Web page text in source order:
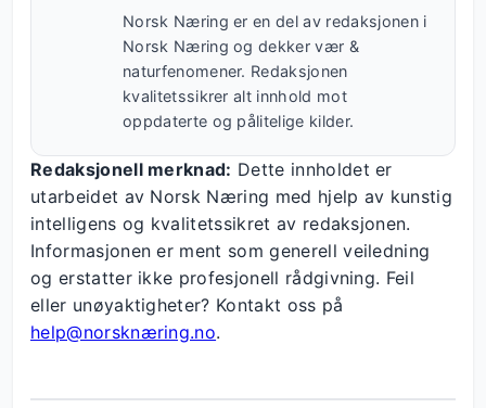
Norsk Næring er en del av redaksjonen i
Norsk Næring og dekker vær &
naturfenomener. Redaksjonen
kvalitetssikrer alt innhold mot
oppdaterte og pålitelige kilder.
Redaksjonell merknad: Dette innholdet er
utarbeidet av Norsk Næring med hjelp av kunstig
intelligens og kvalitetssikret av redaksjonen.
Informasjonen er ment som generell veiledning
og erstatter ikke profesjonell rådgivning. Feil
eller unøyaktigheter? Kontakt oss på
help@norsknæring.no.